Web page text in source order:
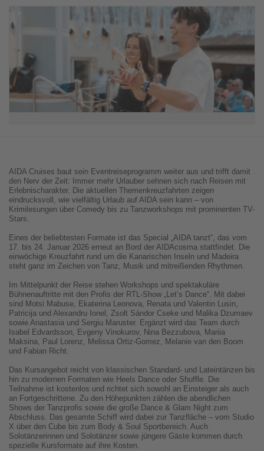
AIDA Cruises baut sein Eventreiseprogramm weiter aus und trifft damit
den Nerv der Zeit: Immer mehr Urlauber sehnen sich nach Reisen mit
Erlebnischarakter. Die aktuellen Themenkreuzfahrten zeigen
eindrucksvoll, wie vielfältig Urlaub auf AIDA sein kann – von
Krimilesungen über Comedy bis zu Tanzworkshops mit prominenten TV-
Stars.
Eines der beliebtesten Formate ist das Special „AIDA tanzt“, das vom
17. bis 24. Januar 2026 erneut an Bord der AIDAcosma stattfindet. Die
einwöchige Kreuzfahrt rund um die Kanarischen Inseln und Madeira
steht ganz im Zeichen von Tanz, Musik und mitreißenden Rhythmen.
Im Mittelpunkt der Reise stehen Workshops und spektakuläre
Bühnenauftritte mit den Profis der RTL-Show „Let’s Dance“. Mit dabei
sind Motsi Mabuse, Ekaterina Leonova, Renata und Valentin Lusin,
Patricija und Alexandru Ionel, Zsolt Sándor Cseke und Malika Dzumaev
sowie Anastasia und Sergiu Maruster. Ergänzt wird das Team durch
Isabel Edvardsson, Evgeny Vinokurov, Nina Bezzubova, Mariia
Maksina, Paul Lorenz, Melissa Ortiz-Gomez, Melanie van den Boom
und Fabian Richt.
Das Kursangebot reicht von klassischen Standard- und Lateintänzen bis
hin zu modernen Formaten wie Heels Dance oder Shuffle. Die
Teilnahme ist kostenlos und richtet sich sowohl an Einsteiger als auch
an Fortgeschrittene. Zu den Höhepunkten zählen die abendlichen
Shows der Tanzprofis sowie die große Dance & Glam Night zum
Abschluss. Das gesamte Schiff wird dabei zur Tanzfläche – vom Studio
X über den Cube bis zum Body & Soul Sportbereich. Auch
Solotänzerinnen und Solotänzer sowie jüngere Gäste kommen durch
spezielle Kursformate auf ihre Kosten.